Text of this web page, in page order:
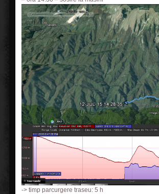
-> timp parcurgere traseu: 5 h